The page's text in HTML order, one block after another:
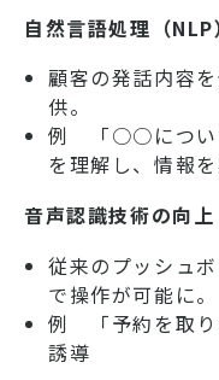
自然言語処理（
顧客の発話内容
供。
例 「○○につい
を理解し、情報
音声認識技術の向上
従来のプッシュ
で操作が可能に。
例 「予約を取り
誘導